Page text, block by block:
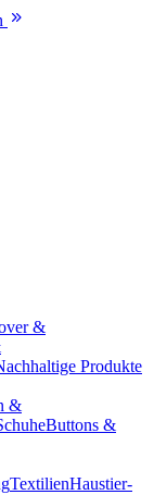
&
Produkte
&
Buttons &
TextilienHaustier-